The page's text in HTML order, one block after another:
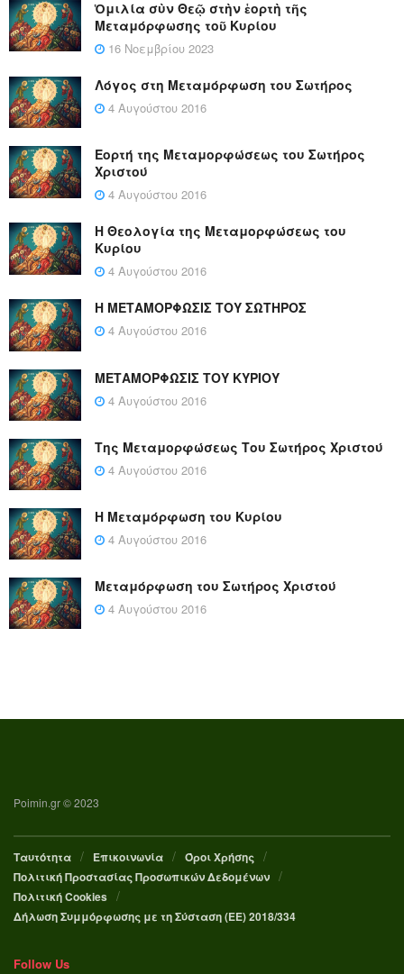
Ὁμιλία σὺν Θεῷ στὴν ἑορτὴ τῆς
Μεταμόρφωσης τοῦ Κυρίου
16 Νοεμβρίου 2023
Λόγος στη Μεταμόρφωση του Σωτήρος
4 Αυγούστου 2016
Εορτή της Μεταμορφώσεως του Σωτήρος
Χριστού
4 Αυγούστου 2016
Η Θεολογία της Μεταμορφώσεως του
Κυρίου
4 Αυγούστου 2016
Η ΜΕΤΑΜΟΡΦΩΣΙΣ ΤΟΥ ΣΩΤΗΡΟΣ
4 Αυγούστου 2016
ΜΕΤΑΜΟΡΦΩΣΙΣ ΤΟΥ ΚΥΡΙΟΥ
4 Αυγούστου 2016
Της Μεταμορφώσεως Του Σωτήρος Χριστού
4 Αυγούστου 2016
Η Μεταμόρφωση του Κυρίου
4 Αυγούστου 2016
Μεταμόρφωση του Σωτήρος Χριστού
4 Αυγούστου 2016
Poimin.gr © 2023
Ταυτότητα Επικοινωνία
Όροι Χρήσης
Πολιτική Προστασίας Προσωπικών Δεδομένων
Πολιτική Cookies
Δήλωση Συμμόρφωσης με τη Σύσταση (ΕΕ) 2018/334
Follow Us